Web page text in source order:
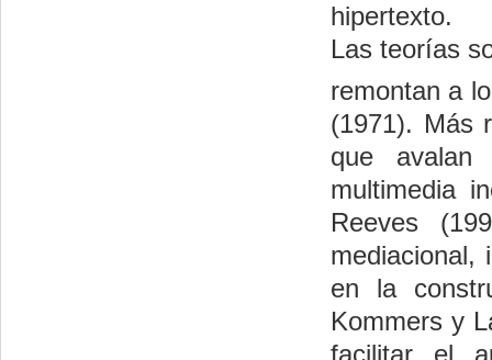
hipertexto.
Las teorías
remontan a
(1971). Más
que avalan
multimedia
Reeves
mediacional,
en la
Kommers y